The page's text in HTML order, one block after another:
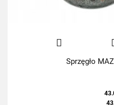
Sprzęgło